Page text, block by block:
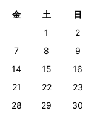
金 土 日
1
2
7 8
9
14 15
16
21 22
23
28 29
30